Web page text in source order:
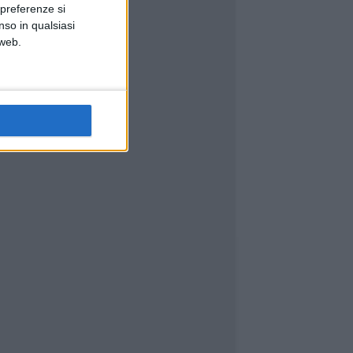
si
in qualsiasi